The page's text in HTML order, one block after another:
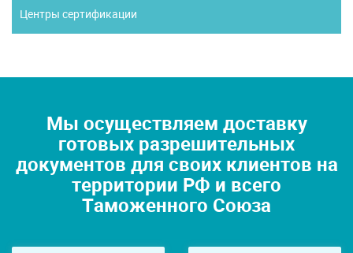
Центры сертификации
Мы осуществляем доставку
готовых разрешительных
документов для своих клиентов на
территории РФ и всего
Таможенного Союза